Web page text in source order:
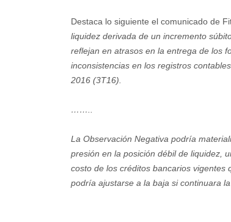
Destaca lo siguiente el comunicado de
liquidez derivada de un incremento
reflejan en atrasos en la entrega de los
inconsistencias en los registros
2016 (3T16).
……..
La Observación Negativa podría
presión en la posición débil de liquidez,
costo de los créditos bancarios vigentes
podría ajustarse a la baja si continuara